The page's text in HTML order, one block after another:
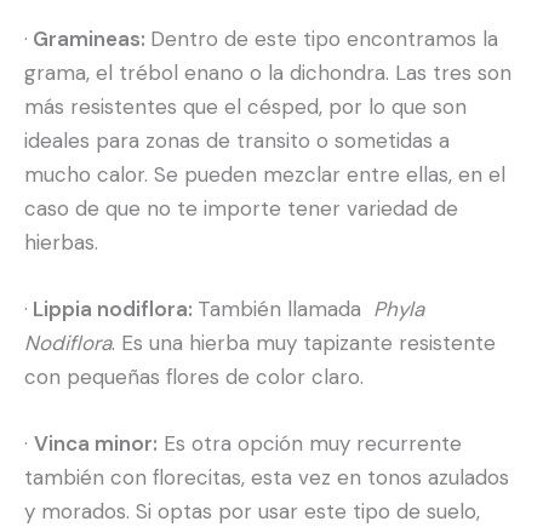
· Gramineas: Dentro de este tipo encontramos la
grama, el trébol enano o la dichondra. Las tres son
más resistentes que el césped, por lo que son
ideales para zonas de transito o sometidas a
mucho calor. Se pueden mezclar entre ellas, en el
caso de que no te importe tener variedad de
hierbas.
· Lippia nodiflora: También llamada Phyla
Nodiflora. Es una hierba muy tapizante resistente
con pequeñas flores de color claro.
· Vinca minor: Es otra opción muy recurrente
también con florecitas, esta vez en tonos azulados
y morados. Si optas por usar este tipo de suelo,